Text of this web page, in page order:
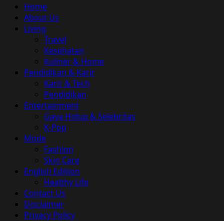
Primary
Menu
Home
About Us
Living
Travel
Kesehatan
Kuliner & Home
Pendidikan & Karir
Karir & Tech
Pendidikan
Entertainment
Gaya Hidup & Selebritas
K-Pop
Mode
Fashion
Skin Care
English Edition
Healthy Life
Contact Us
Disclaimer
Privacy Policy